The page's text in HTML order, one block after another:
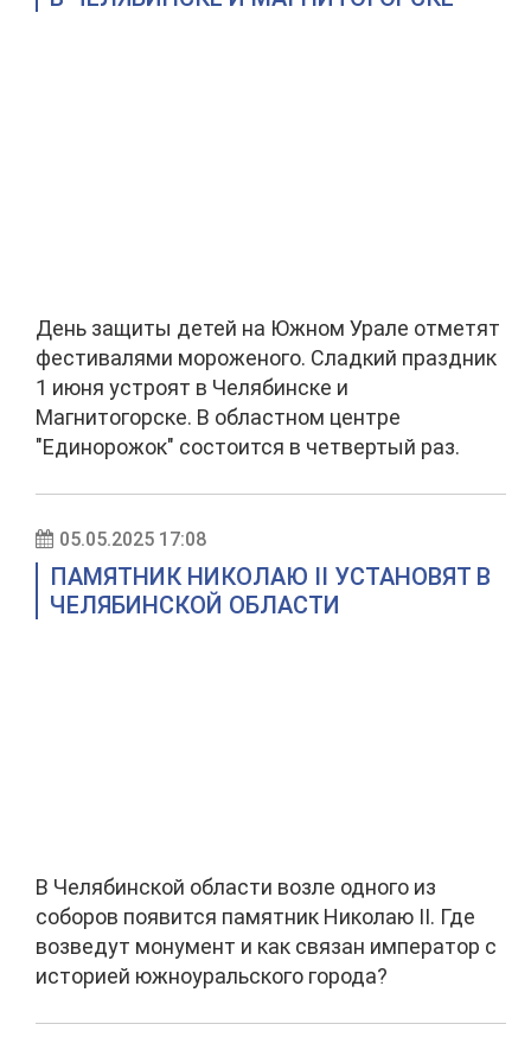
День защиты детей на Южном Урале отметят
фестивалями мороженого. Сладкий праздник
1 июня устроят в Челябинске и
Магнитогорске. В областном центре
"Единорожок" состоится в четвертый раз.
05.05.2025 17:08
ПАМЯТНИК НИКОЛАЮ II УСТАНОВЯТ В
ЧЕЛЯБИНСКОЙ ОБЛАСТИ
В Челябинской области возле одного из
соборов появится памятник Николаю II. Где
возведут монумент и как связан император с
историей южноуральского города?